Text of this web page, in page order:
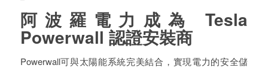
阿波羅電力成為 Tesla
Powerwall 認證安裝商
Powerwall可與太陽能系統完美結合，實現電力的安全儲